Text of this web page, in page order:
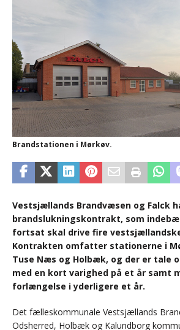
Brandstationen i Mørkøv.
Vestsjællands Brandvæsen og Falck
brandslukningskontrakt, som
fortsat skal drive fire
Kontrakten omfatter stationerne i
Tuse Næs og Holbæk, og der er tale
med en kort varighed på et år samt
forlængelse i yderligere et år.
Det fælleskommunale Vestsjællands
Odsherred, Holbæk og Kalundborg